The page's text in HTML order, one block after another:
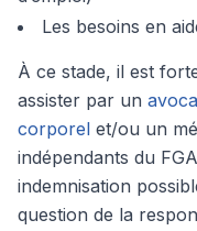
Les besoins en
À ce stade, il est
assister par un
corporel et/ou un
indépendants du
indemnisation
question de la